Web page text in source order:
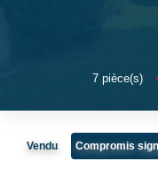
7 pièce(s)
Vendu Compromis